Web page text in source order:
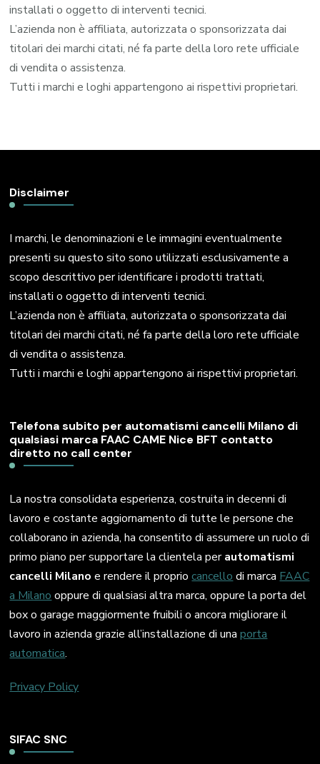
installati o oggetto di interventi tecnici.
L’azienda non è affiliata, autorizzata o sponsorizzata dai
titolari dei marchi citati, né fa parte della loro rete ufficiale
di vendita o assistenza.
Tutti i marchi e loghi appartengono ai rispettivi proprietari.
Disclaimer
I marchi, le denominazioni e le immagini eventualmente
presenti su questo sito sono utilizzati esclusivamente a
scopo descrittivo per identificare i prodotti trattati,
installati o oggetto di interventi tecnici.
L’azienda non è affiliata, autorizzata o sponsorizzata dai
titolari dei marchi citati, né fa parte della loro rete ufficiale
di vendita o assistenza.
Tutti i marchi e loghi appartengono ai rispettivi proprietari.
Telefona subito per automatismi cancelli Milano di
qualsiasi marca FAAC CAME Nice BFT contatto
diretto no call center
La nostra consolidata esperienza, costruita in decenni di
lavoro e costante aggiornamento di tutte le persone che
collaborano in azienda, ha consentito di assumere un ruolo di
primo piano per supportare la clientela perautomatismi
cancelli Milano e rendere il propriocancello di marca FAAC
a Milano oppure di qualsiasi altra marca, oppure la porta del
box o garage maggiormente fruibili o ancora migliorare il
lavoro in azienda grazie all’installazione di unaporta
automatica.
Privacy Policy
SIFAC SNC